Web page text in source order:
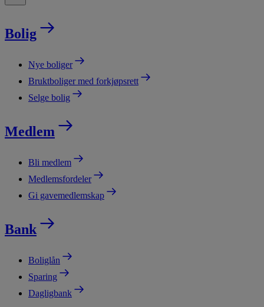
Bolig
Nye boliger
Bruktboliger med forkjøpsrett
Selge bolig
Medlem
Bli medlem
Medlemsfordeler
Gi gavemedlemskap
Bank
Boliglån
Sparing
Dagligbank